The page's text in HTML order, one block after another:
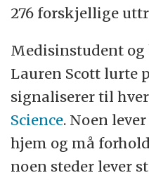
276 forskjellige
Medisinstudent
Lauren Scott lurte
signaliserer til
Science. Noen
hjem og må
noen steder lever